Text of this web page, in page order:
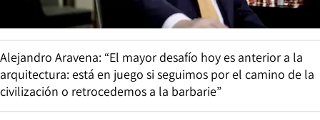
Alejandro Aravena: “El mayor desafío hoy es anterior a la
arquitectura: está en juego si seguimos por el camino de la
civilización o retrocedemos a la barbarie”